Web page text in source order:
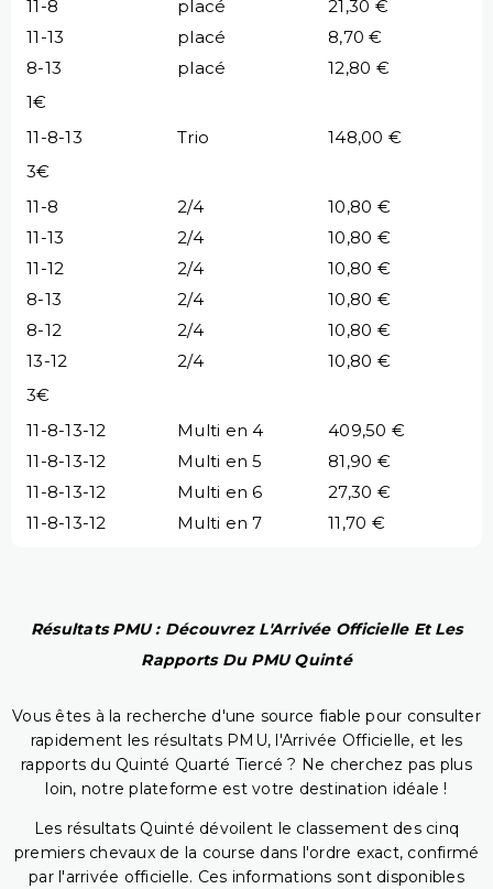
11-8 placé
21,30 €
11-13
placé
8,70 €
8-13
placé
12,80 €
1€
11-8-13
Trio
148,00 €
3€
11-8
2/4
10,80 €
11-13
2/4
10,80 €
11-12
2/4
10,80 €
8-13
2/4
10,80 €
8-12
2/4
10,80 €
13-12
2/4
10,80 €
3€
11-8-13-12
Multi en 4
409,50 €
11-8-13-12
Multi en 5
81,90 €
11-8-13-12
Multi en 6
27,30 €
11-8-13-12
Multi en 7 11,70 €
Résultats PMU : Découvrez L'Arrivée Officielle Et Les
Rapports Du PMU Quinté
Vous êtes à la recherche d'une source fiable pour consulter
rapidement les résultats PMU, l'Arrivée Officielle, et les
rapports du Quinté Quarté Tiercé ? Ne cherchez pas plus
loin, notre plateforme est votre destination idéale !
Les résultats Quinté dévoilent le classement des cinq
premiers chevaux de la course dans l'ordre exact, confirmé
par l'arrivée officielle. Ces informations sont disponibles